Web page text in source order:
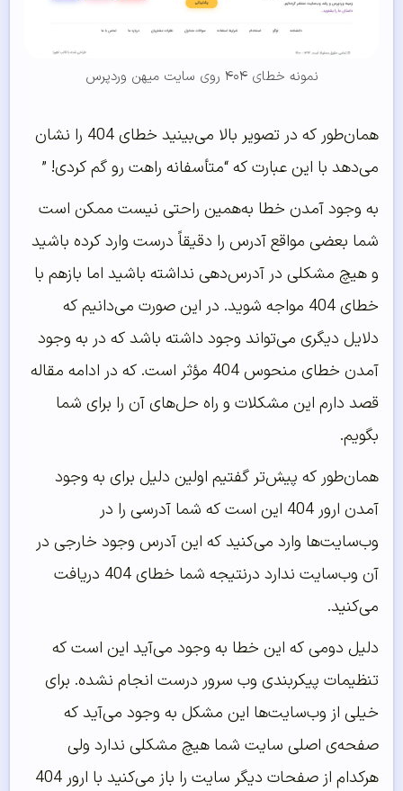
نمونه خطای ۴۰۴ روی سایت میهن وردپرس
همان‌طور که در تصویر بالا می‌بینید خطای 404 را نشان
می‌دهد با این عبارت که “متأسفانه راهت رو گم کردی! ”
به وجود آمدن خطا به‌همین راحتی نیست ممکن است
شما بعضی مواقع آدرس را دقیقاً درست وارد کرده باشید
و هیچ مشکلی در آدرس‌دهی نداشته باشید اما بازهم با
خطای 404 مواجه شوید. در این صورت می‌دانیم که
دلایل دیگری می‌تواند وجود داشته باشد که در به وجود
آمدن خطای منحوس 404 مؤثر است. که در ادامه مقاله
قصد دارم این مشکلات و راه‌ حل‌های آن را برای شما
بگویم.
همان‌طور که پیش‌تر گفتیم اولین دلیل برای به وجود
آمدن ارور 404 این است که شما آدرسی را در
وب‌سایت‌ها وارد می‌کنید که این آدرس وجود خارجی در
آن وب‌سایت ندارد درنتیجه شما خطای 404 دریافت
می‌کنید.
دلیل دومی که این خطا به وجود می‌آید این است که
تنظیمات پیکربندی وب سرور درست انجام‌ نشده. برای
خیلی از وب‌سایت‌ها این مشکل به وجود می‌آید که
صفحه‌ی اصلی سایت شما هیچ مشکلی ندارد ولی
هرکدام از صفحات دیگر سایت را باز می‌کنید با ارور 404